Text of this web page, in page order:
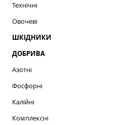
Технічні
Овочеві
ШКІДНИКИ
ДОБРИВА
Азотні
Фосфорні
Калійні
Комплексні